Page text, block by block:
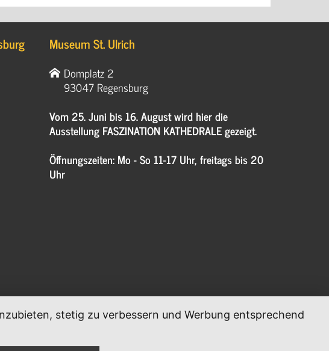
Museum St. Ulrich
Domplatz 2
93047 Regensburg
Vom 25. Juni bis 16. August wird hier die
Ausstellung FASZINATION KATHEDRALE gezeigt.
Öffnungszeiten: Mo - So 11-17 Uhr, freitags bis 20
Uhr
stetig zu verbessern und Werbung entsprechend